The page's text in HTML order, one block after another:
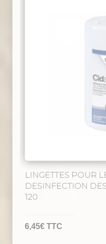
LINGETTES POUR
DESINFECTION
120
6,45€ TTC